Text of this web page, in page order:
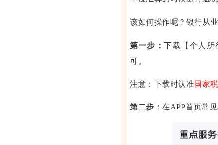
该如何操作呢？银行从
第一步：下载【个人所
可。
注意：下载时认准国家
第二步：在APP首页常